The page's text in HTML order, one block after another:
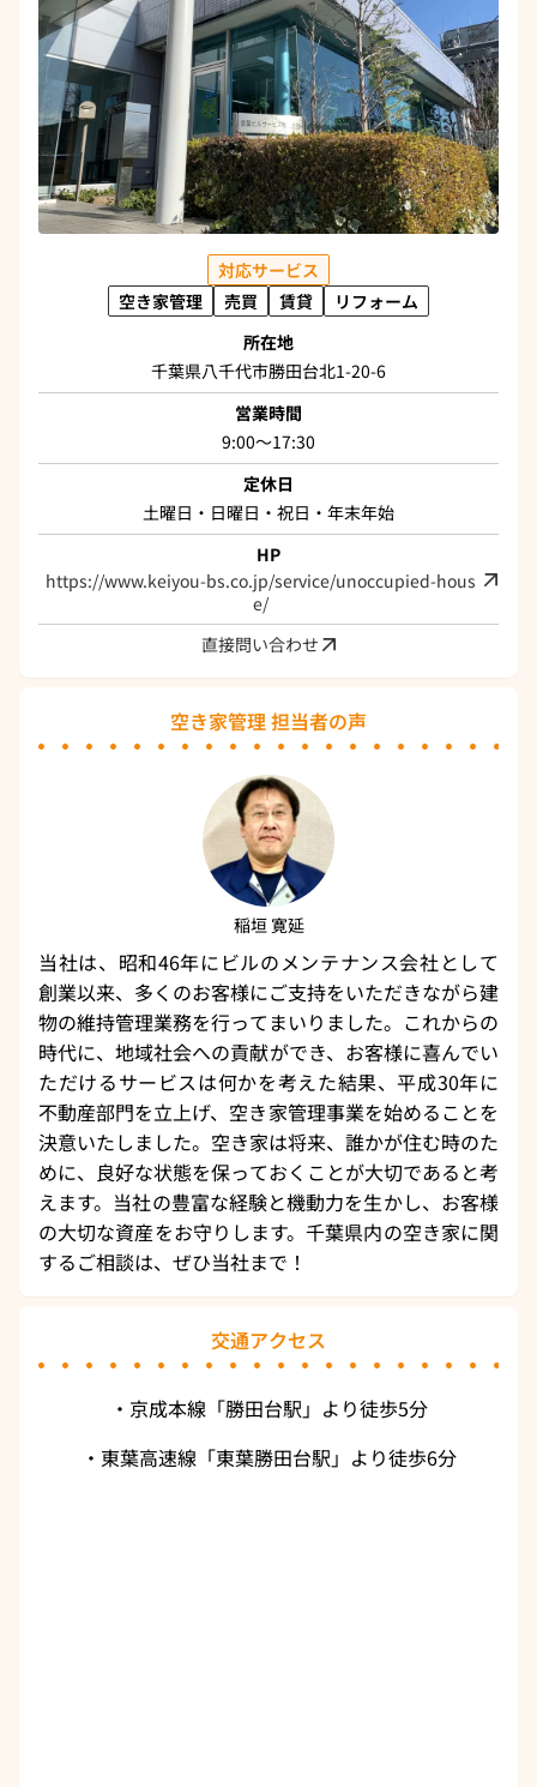
対応サービス
空き家管理
売買 賃貸
リフォーム
所在地
千葉県八千代市勝田台北1-20-6
営業時間
9:00～17:30
定休日
土曜日・日曜日・祝日・年末年始
HP
https://www.keiyou-bs.co.jp/service/unoccupied-hous
e/
直接問い合わせ
空き家管理 担当者の声
稲垣 寛延
当社は、昭和46年にビルのメンテナンス会社として
創業以来、多くのお客様にご支持をいただきながら建
物の維持管理業務を行ってまいりました。これからの
時代に、地域社会への貢献ができ、お客様に喜んでい
ただけるサービスは何かを考えた結果、平成30年に
不動産部門を立上げ、空き家管理事業を始めることを
決意いたしました。空き家は将来、誰かが住む時のた
めに、良好な状態を保っておくことが大切であると考
えます。当社の豊富な経験と機動力を生かし、お客様
の大切な資産をお守りします。千葉県内の空き家に関
するご相談は、ぜひ当社まで！
交通アクセス
・京成本線「勝田台駅」より徒歩5分
・東葉高速線「東葉勝田台駅」より徒歩6分